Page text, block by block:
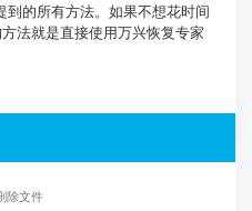
的所有方法。如果不想花时间
法就是直接使用万兴恢复专家
除文件